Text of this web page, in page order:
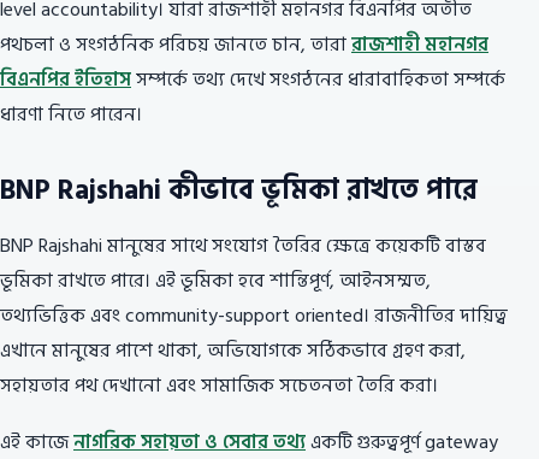
level accountability। যারা রাজশাহী মহানগর বিএনপির অতীত
পথচলা ও সংগঠনিক পরিচয় জানতে চান, তারারাজশাহী মহানগর
বিএনপির ইতিহাসসম্পর্কে তথ্য দেখে সংগঠনের ধারাবাহিকতা সম্পর্কে
ধারণা নিতে পারেন।
BNP Rajshahi কীভাবে ভূমিকা রাখতে পারে
BNP Rajshahi মানুষের সাথে সংযোগ তৈরির ক্ষেত্রে কয়েকটি বাস্তব
ভূমিকা রাখতে পারে। এই ভূমিকা হবে শান্তিপূর্ণ, আইনসম্মত,
তথ্যভিত্তিক এবং community-support oriented। রাজনীতির দায়িত্ব
এখানে মানুষের পাশে থাকা, অভিযোগকে সঠিকভাবে গ্রহণ করা,
সহায়তার পথ দেখানো এবং সামাজিক সচেতনতা তৈরি করা।
এই কাজেনাগরিক সহায়তা ও সেবার তথ্যএকটি গুরুত্বপূর্ণ gateway